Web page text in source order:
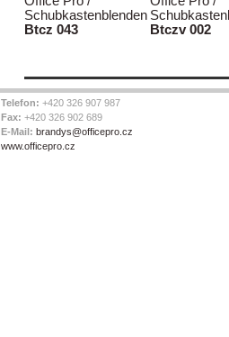
Schubkastenblenden
Btcz 043
Btczv 002
Telefon: +420 326 907 987
Fax: +420 326 902 689
E-Mail: brandys@officepro.cz
www.officepro.cz